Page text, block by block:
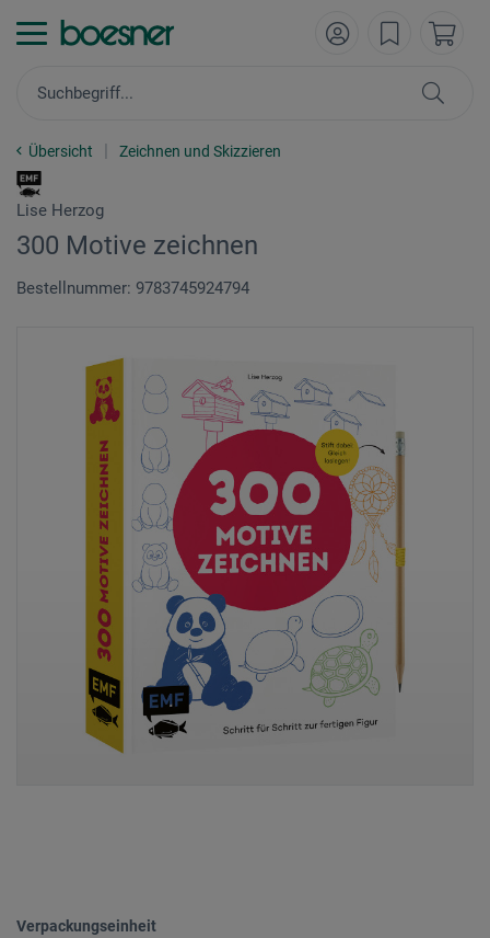
Übersicht Zeichnen und Skizzieren
Lise Herzog
300 Motive zeichnen
Bestellnummer: 9783745924794
Verpackungseinheit